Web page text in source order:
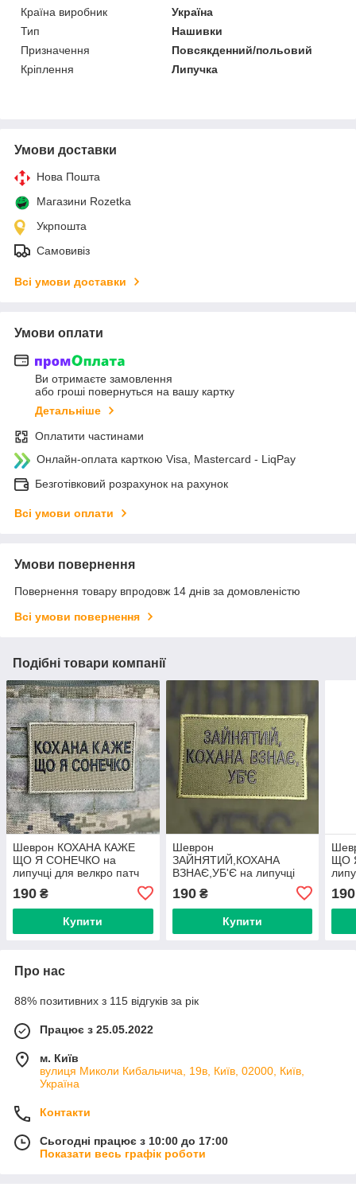
Країна виробник
Україна
Тип
Нашивки
Призначення
Повсякденний/польовий
Кріплення
Липучка
Умови доставки
Нова Пошта
Магазини Rozetka
Укрпошта
Самовивіз
Всі умови доставки
Умови оплати
Ви отримаєте замовлення
або гроші повернуться на вашу картку
Детальніше
Оплатити частинами
Онлайн-оплата карткою Visa, Mastercard - LiqPay
Безготівковий розрахунок на рахунок
Всі умови оплати
Умови повернення
Повернення товару впродовж 14 днів за домовленістю
Всі умови повернення
Подібні товари компанії
Шеврон КОХАНА КАЖЕ
ЩО Я СОНЕЧКО на
липучці для велкро патч
190 ₴
Купити
Шеврон
ЗАЙНЯТИЙ,КОХАНА
ВЗНАЄ,УБ'Є на липучці
190₴
Купити
ЩО
190
Про нас
88% позитивних з 115 відгуків за рік
Працює з 25.05.2022
м. Київ
вулиця Миколи Кибальчича, 19в, Київ, 02000, Київ,
Україна
Контакти
Сьогодні працює з 10:00 до 17:00
Показати весь графік роботи